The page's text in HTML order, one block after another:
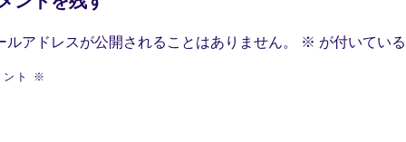
ルアドレスが公開されることはありません。 ※ が付いてい
ト ※